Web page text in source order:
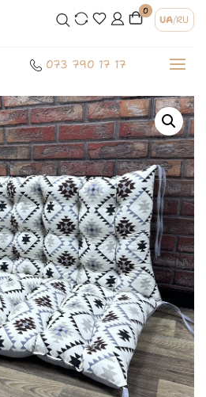
0
UA/RU
073 790 17 17